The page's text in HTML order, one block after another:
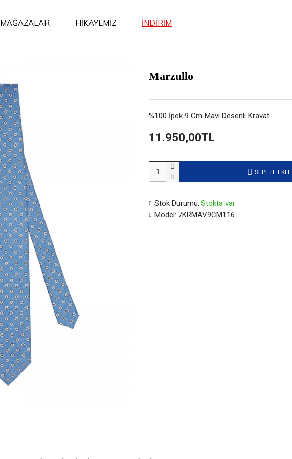
MAĞAZALAR HİKAYEMİZ İNDİRİM
Marzullo
%100 İpek 9 Cm Mavi Desenli Kravat
Stok Durumu: Stokta var
Model: 7KRMAV9CM116
11.950,00TL
SEPETE EKLE